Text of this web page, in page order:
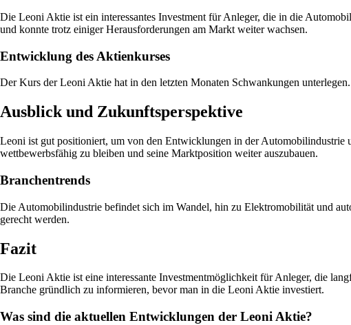
Die Leoni Aktie ist ein interessantes Investment für Anleger, die in die
und konnte trotz einiger Herausforderungen am Markt weiter wachsen.
Entwicklung des Aktienkurses
Der Kurs der Leoni Aktie hat in den letzten Monaten Schwankungen
Ausblick und Zukunftsperspektive
Leoni ist gut positioniert, um von den Entwicklungen in der
wettbewerbsfähig zu bleiben und seine Marktposition weiter auszubauen.
Branchentrends
Die Automobilindustrie befindet sich im Wandel, hin zu Elektromobilität und
gerecht werden.
Fazit
Die Leoni Aktie ist eine interessante Investmentmöglichkeit für Anleger, die
Branche gründlich zu informieren, bevor man in die Leoni Aktie investiert.
Was sind die aktuellen Entwicklungen der Leoni Aktie?